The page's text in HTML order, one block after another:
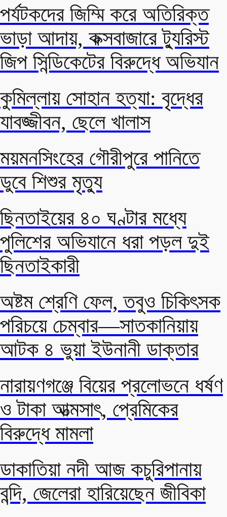
পর্যটকদের জিম্মি করে অতিরিক্ত
ভাড়া আদায়, কক্সবাজারে ট্যুরিস্ট
জিপ সিন্ডিকেটের বিরুদ্ধে অভিযান
কুমিল্লায় সোহান হত্যা: বৃদ্ধের
যাবজ্জীবন, ছেলে খালাস
ময়মনসিংহের গৌরীপুরে পানিতে
ডুবে শিশুর মৃত্যু
ছিনতাইয়ের ৪০ ঘণ্টার মধ্যে
পুলিশের অভিযানে ধরা পড়ল দুই
ছিনতাইকারী
অষ্টম শ্রেণি ফেল, তবুও চিকিৎসক
পরিচয়ে চেম্বার—সাতকানিয়ায়
আটক ৪ ভুয়া ইউনানী ডাক্তার
নারায়ণগঞ্জে বিয়ের প্রলোভনে ধর্ষণ
ও টাকা আত্মসাৎ, প্রেমিকের
বিরুদ্ধে মামলা
ডাকাতিয়া নদী আজ কচুরিপানায়
বন্দি, জেলেরা হারিয়েছেন জীবিকা